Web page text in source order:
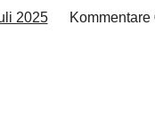
2025 Kommentare